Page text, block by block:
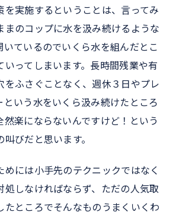
を実施するということは、言ってみ
まのコップに水を汲み続けるような
いているのでいくら水を組んだとこ
いってしまいます。長時間残業や有
をふさぐことなく、週休３日やプレ
という水をいくら汲み続けたところ
然楽にならないんですけど！という
びだと思います。
めには小手先のテクニックではなく
処しなければならず、ただの人気取
たところでそんなものうまくいくわ